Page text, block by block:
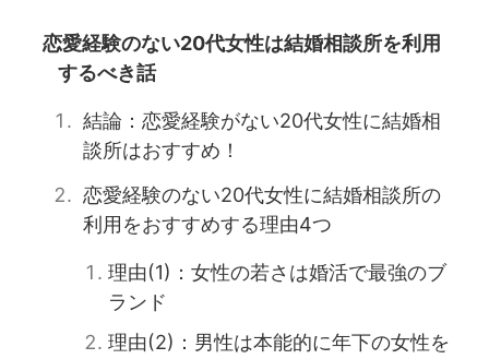
恋愛経験のない20代女性は結婚相談所を利用
するべき話
結論：恋愛経験がない20代女性に結婚相
談所はおすすめ！
恋愛経験のない20代女性に結婚相談所の
利用をおすすめする理由4つ
理由(1)：女性の若さは婚活で最強のブ
ランド
理由(2)：男性は本能的に年下の女性を